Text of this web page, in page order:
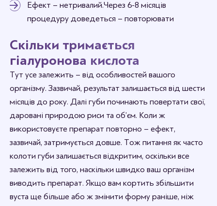
Ефект – нетривалий. Через 6-8 місяців
процедуру доведеться – повторювати
Скільки тримається
гіалуронова кислота
Тут усе залежить – від особливостей вашого
організму. Зазвичай, результат залишається від шести
місяців до року. Далі губи починають повертати свої,
даровані природою риси та об’єм. Коли ж
використовуєте препарат повторно – ефект,
зазвичай, затримується довше. Тож питання як часто
колоти губи залишається відкритим, оскільки все
залежить від того, наскільки швидко ваш організм
виводить препарат. Якщо вам кортить збільшити
вуста ще більше або ж змінити форму раніше, ніж